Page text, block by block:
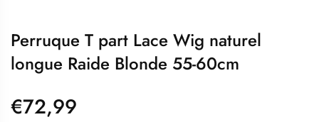
Perruque T part Lace Wig naturel
longue Raide Blonde 55-60cm
€72,99